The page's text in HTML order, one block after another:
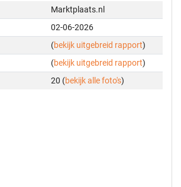
Marktplaats.nl
02-06-2026
(bekijk uitgebreid rapport)
(bekijk uitgebreid rapport)
20 (bekijk alle foto's)